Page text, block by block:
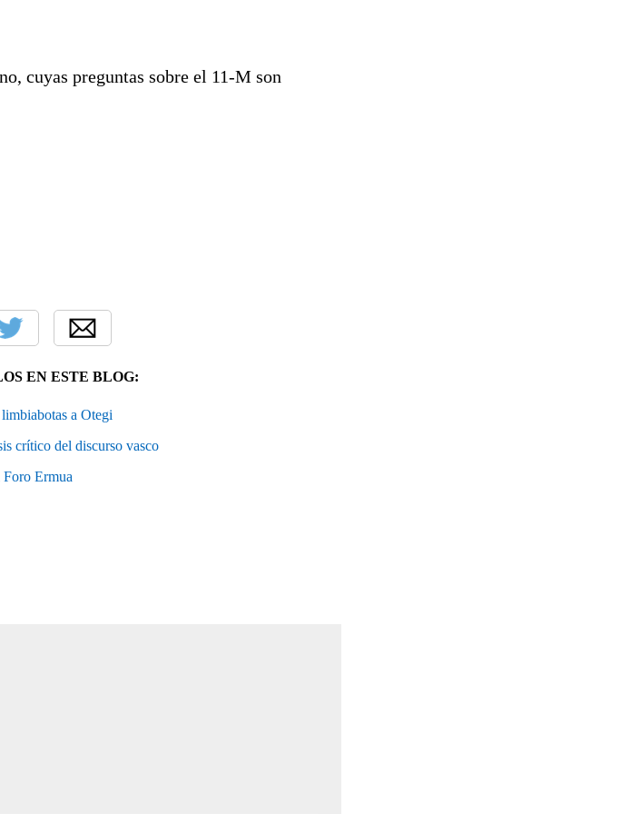
cuyas preguntas sobre el 11-M son
EN ESTE BLOG:
a Otegi
crítico del discurso vasco
Ermua